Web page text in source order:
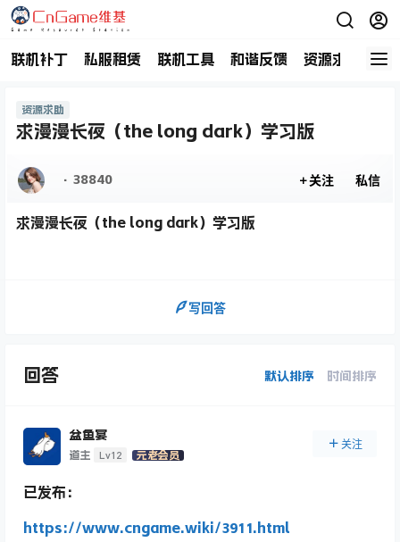
联机补丁 私服租赁 联机工具 和谐反馈 资源求助 商
资源求助
求漫漫长夜（the long dark）学习版
·38840 关注 私信
求漫漫长夜（the long dark）学习版
写回答
回答 默认排序 时间排序
盆鱼宴
道主 Lv12 元老会员
关注
已发布：
https://www.cngame.wiki/3911.html